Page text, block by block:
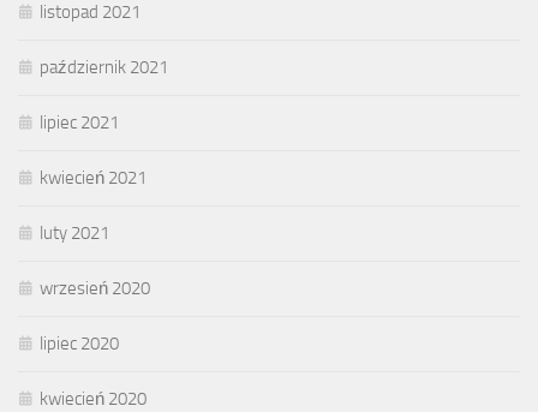
listopad 2021
październik 2021
lipiec 2021
kwiecień 2021
luty 2021
wrzesień 2020
lipiec 2020
kwiecień 2020